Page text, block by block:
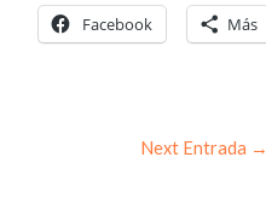
Facebook Más
Next Entrada →